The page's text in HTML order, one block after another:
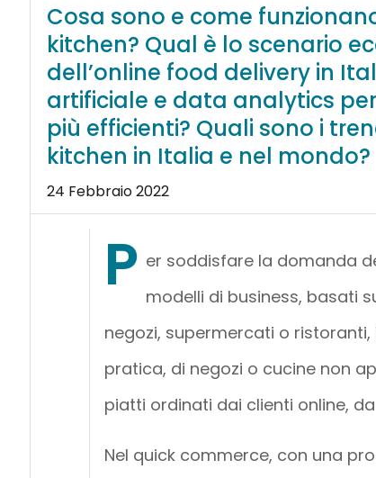
Cosa sono e come
kitchen? Qual è lo scenario
dell’online food delivery in
artificiale e data analytics
più efficienti? Quali sono i
kitchen in Italia e nel mondo?
24 Febbraio 2022
P er soddisfare la domanda
modelli di business, basati
negozi, supermercati o
pratica, di negozi o cucine non
piatti ordinati dai clienti online,
Nel quick commerce, con una